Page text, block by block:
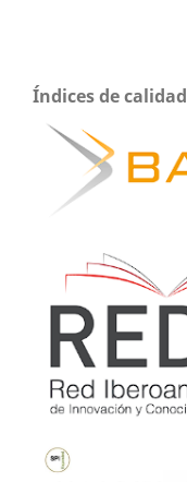
Índices de calidad